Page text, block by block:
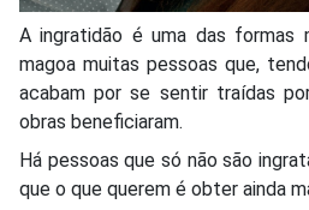
A ingratidão é uma das formas
magoa muitas pessoas que,
acabam por se sentir traídas
obras beneficiaram.
Há pessoas que só não são
que o que querem é obter ainda